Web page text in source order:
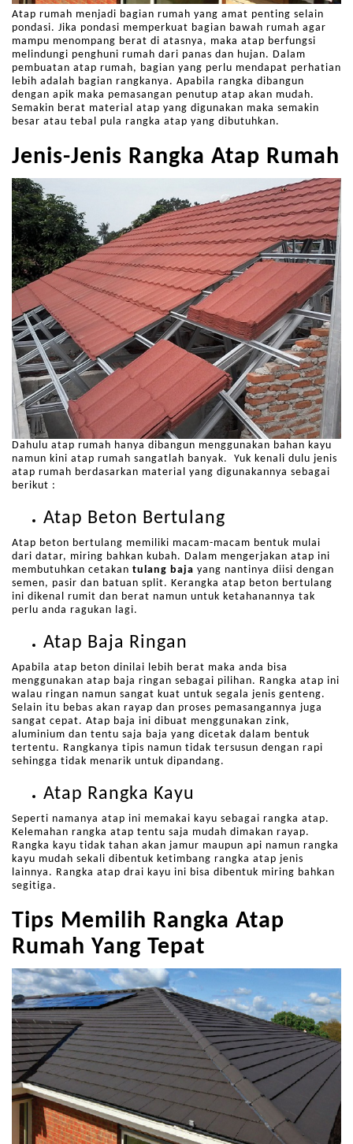
Atap rumah menjadi bagian rumah yang amat penting selain
pondasi. Jika pondasi memperkuat bagian bawah rumah agar
mampu menompang berat di atasnya, maka atap berfungsi
melindungi penghuni rumah dari panas dan hujan. Dalam
pembuatan atap rumah, bagian yang perlu mendapat perhatian
lebih adalah bagian rangkanya. Apabila rangka dibangun
dengan apik maka pemasangan penutup atap akan mudah.
Semakin berat material atap yang digunakan maka semakin
besar atau tebal pula rangka atap yang dibutuhkan.
Jenis-Jenis Rangka Atap Rumah
Dahulu atap rumah hanya dibangun menggunakan bahan kayu
namun kini atap rumah sangatlah banyak. Yuk kenali dulu jenis
atap rumah berdasarkan material yang digunakannya sebagai
berikut :
Atap Beton Bertulang
Atap beton bertulang memiliki macam-macam bentuk mulai
dari datar, miring bahkan kubah. Dalam mengerjakan atap ini
membutuhkan cetakan tulang baja yang nantinya diisi dengan
semen, pasir dan batuan split. Kerangka atap beton bertulang
ini dikenal rumit dan berat namun untuk ketahanannya tak
perlu anda ragukan lagi.
Atap Baja Ringan
Apabila atap beton dinilai lebih berat maka anda bisa
menggunakan atap baja ringan sebagai pilihan. Rangka atap ini
walau ringan namun sangat kuat untuk segala jenis genteng.
Selain itu bebas akan rayap dan proses pemasangannya juga
sangat cepat. Atap baja ini dibuat menggunakan zink,
aluminium dan tentu saja baja yang dicetak dalam bentuk
tertentu. Rangkanya tipis namun tidak tersusun dengan rapi
sehingga tidak menarik untuk dipandang.
Atap Rangka Kayu
Seperti namanya atap ini memakai kayu sebagai rangka atap.
Kelemahan rangka atap tentu saja mudah dimakan rayap.
Rangka kayu tidak tahan akan jamur maupun api namun rangka
kayu mudah sekali dibentuk ketimbang rangka atap jenis
lainnya. Rangka atap drai kayu ini bisa dibentuk miring bahkan
segitiga.
Tips Memilih Rangka Atap
Rumah Yang Tepat